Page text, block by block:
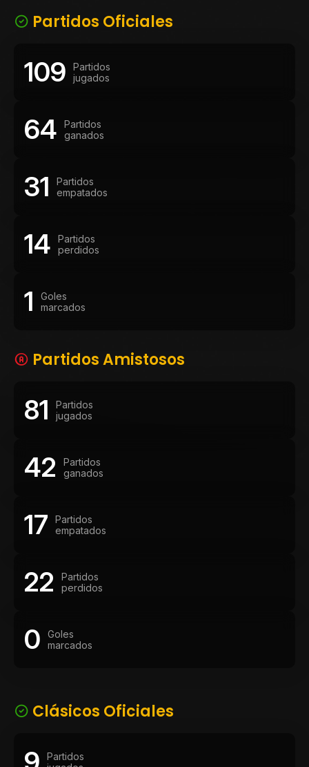
Partidos Oficiales
109
Partidos
jugados
64
Partidos
ganados
31
Partidos
empatados
14
Partidos
perdidos
1
Goles
marcados
Partidos Amistosos
81
Partidos
jugados
42
Partidos
ganados
17
Partidos
empatados
22
Partidos
perdidos
0
Goles
marcados
Clásicos Oficiales
Partidos